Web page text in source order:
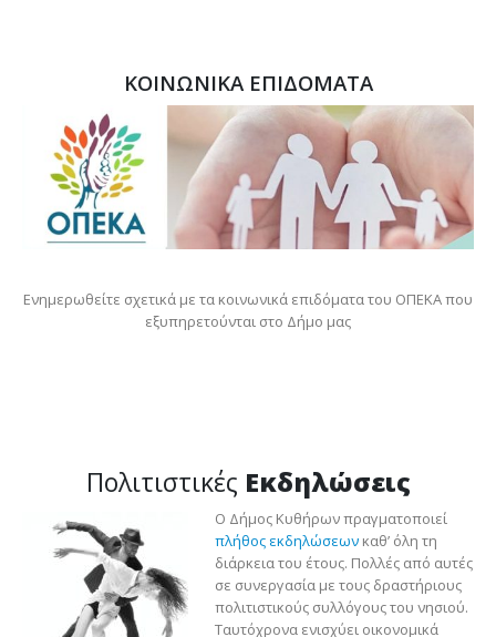
ΚΟΙΝΩΝΙΚΑ ΕΠΙΔΟΜΑΤΑ
Ενημερωθείτε σχετικά με τα κοινωνικά επιδόματα του ΟΠΕΚΑ που
εξυπηρετούνται στο Δήμο μας
Πολιτιστικές Εκδηλώσεις
Ο Δήμος Κυθήρων πραγματοποιεί
πλήθος εκδηλώσεων καθ’ όλη τη
διάρκεια του έτους. Πολλές από αυτές
σε συνεργασία με τους δραστήριους
πολιτιστικούς συλλόγους του νησιού.
Ταυτόχρονα ενισχύει οικονομικά